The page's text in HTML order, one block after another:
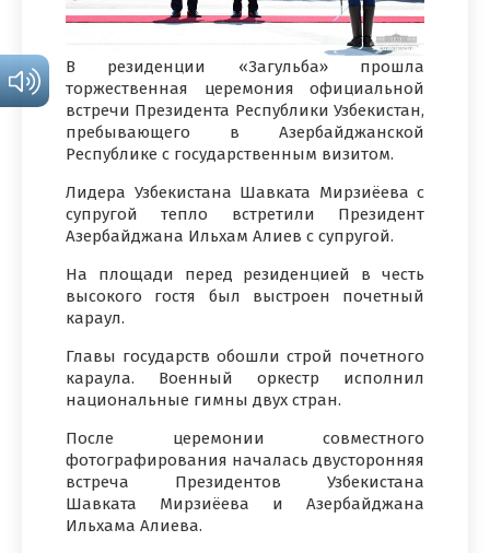
В резиденции «Загульба» прошла
торжественная церемония официальной
встречи Президента Республики Узбекистан,
пребывающего в Азербайджанской
Республике с государственным визитом.
Лидера Узбекистана Шавката Мирзиёева с
супругой тепло встретили Президент
Азербайджана Ильхам Алиев с супругой.
На площади перед резиденцией в честь
высокого гостя был выстроен почетный
караул.
Главы государств обошли строй почетного
караула. Военный оркестр исполнил
национальные гимны двух стран.
После церемонии совместного
фотографирования началась двусторонняя
встреча Президентов Узбекистана
Шавката Мирзиёева и Азербайджана
Ильхама Алиева.